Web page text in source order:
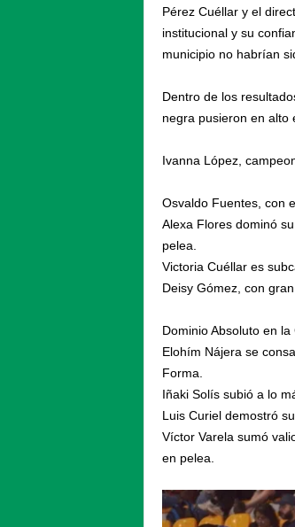
Pérez Cuéllar y el
institucional y su
municipio no habrían
Dentro de los
negra pusieron en alto
Ivanna López,
Osvaldo Fuentes, con
Alexa Flores dominó
pelea.
Victoria Cuéllar es
Deisy Gómez, con
Dominio Absoluto en
Elohím Nájera se
Forma.
Iñaki Solís subió a lo
Luis Curiel demostró
Víctor Varela sumó
en pelea.